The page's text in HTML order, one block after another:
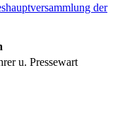
der
u. Pressewart